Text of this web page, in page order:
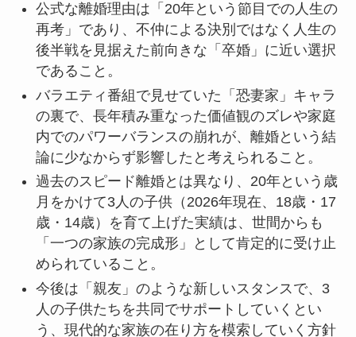
公式な離婚理由は「20年という節目での人生の
再考」であり、不仲による決別ではなく人生の
後半戦を見据えた前向きな「卒婚」に近い選択
であること。
バラエティ番組で見せていた「恐妻家」キャラ
の裏で、長年積み重なった価値観のズレや家庭
内でのパワーバランスの崩れが、離婚という結
論に少なからず影響したと考えられること。
過去のスピード離婚とは異なり、20年という歳
月をかけて3人の子供（2026年現在、18歳・17
歳・14歳）を育て上げた実績は、世間からも
「一つの家族の完成形」として肯定的に受け止
められていること。
今後は「親友」のような新しいスタンスで、3
人の子供たちを共同でサポートしていくとい
う、現代的な家族の在り方を模索していく方針